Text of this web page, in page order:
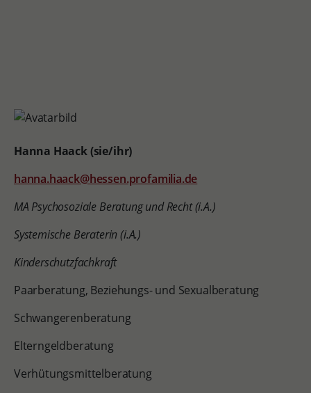
Hanna Haack (sie/ihr)
hanna.haack@hessen.profamilia.de
MA Psychosoziale Beratung und Recht (i.A.)
Systemische Beraterin (i.A.)
Kinderschutzfachkraft
Paarberatung, Beziehungs- und Sexualberatung
Schwangerenberatung
Elterngeldberatung
Verhütungsmittelberatung